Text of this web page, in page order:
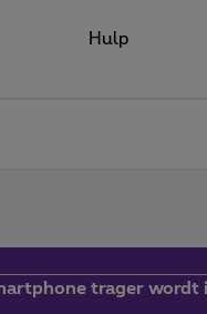
Hulp
trager wordt